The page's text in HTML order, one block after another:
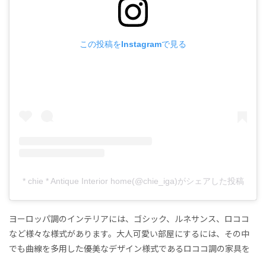
この投稿をInstagramで見る
* chie * Antique Interior home(@chie_iga)がシェアした投稿
ヨーロッパ調のインテリアには、ゴシック、ルネサンス、ロココ
など様々な様式があります。大人可愛い部屋にするには、その中
でも曲線を多用した優美なデザイン様式であるロココ調の家具を